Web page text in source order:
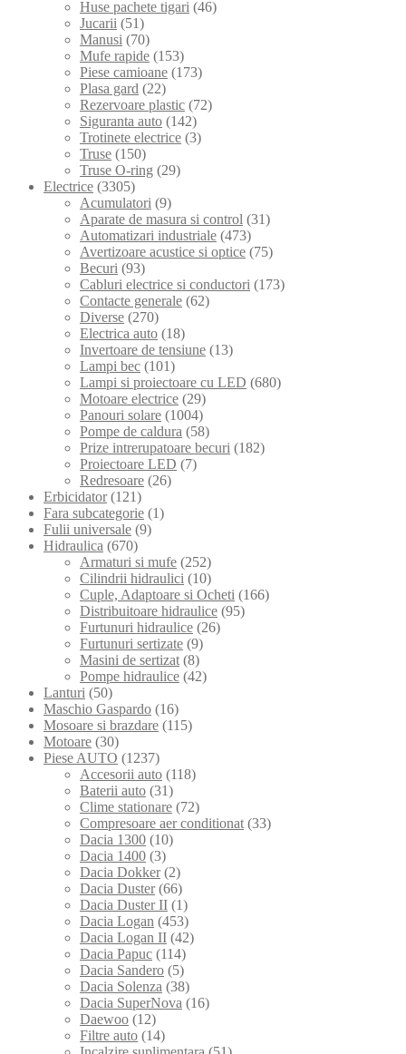
Huse pachete tigari (46)
Jucarii (51)
Manusi (70)
Mufe rapide (153)
Piese camioane (173)
Plasa gard (22)
Rezervoare plastic (72)
Siguranta auto (142)
Trotinete electrice (3)
Truse (150)
Truse O-ring (29)
Electrice (3305)
Acumulatori (9)
Aparate de masura si control (31)
Automatizari industriale (473)
Avertizoare acustice si optice (75)
Becuri (93)
Cabluri electrice si conductori (173)
Contacte generale (62)
Diverse (270)
Electrica auto (18)
Invertoare de tensiune (13)
Lampi bec (101)
Lampi si proiectoare cu LED (680)
Motoare electrice (29)
Panouri solare (1004)
Pompe de caldura (58)
Prize intrerupatoare becuri (182)
Proiectoare LED (7)
Redresoare (26)
Erbicidator (121)
Fara subcategorie (1)
Fulii universale (9)
Hidraulica (670)
Armaturi si mufe (252)
Cilindrii hidraulici (10)
Cuple, Adaptoare si Ocheti (166)
Distribuitoare hidraulice (95)
Furtunuri hidraulice (26)
Furtunuri sertizate (9)
Masini de sertizat (8)
Pompe hidraulice (42)
Lanturi (50)
Maschio Gaspardo (16)
Mosoare si brazdare (115)
Motoare (30)
Piese AUTO (1237)
Accesorii auto (118)
Baterii auto (31)
Clime stationare (72)
Compresoare aer conditionat (33)
Dacia 1300 (10)
Dacia 1400 (3)
Dacia Dokker (2)
Dacia Duster (66)
Dacia Duster II (1)
Dacia Logan (453)
Dacia Logan II (42)
Dacia Papuc (114)
Dacia Sandero (5)
Dacia Solenza (38)
Dacia SuperNova (16)
Daewoo (12)
Filtre auto (14)